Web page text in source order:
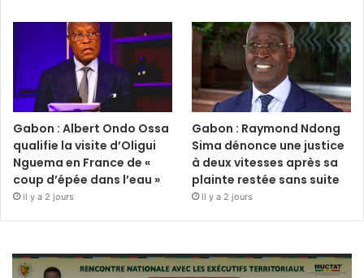
Gabon : Albert Ondo Ossa
qualifie la visite d’Oligui
Nguema en France de «
coup d’épée dans l’eau »
il y a 2 jours
Gabon : Raymond Ndong
Sima dénonce une justice
à deux vitesses après sa
plainte restée sans suite
il y a 2 jours